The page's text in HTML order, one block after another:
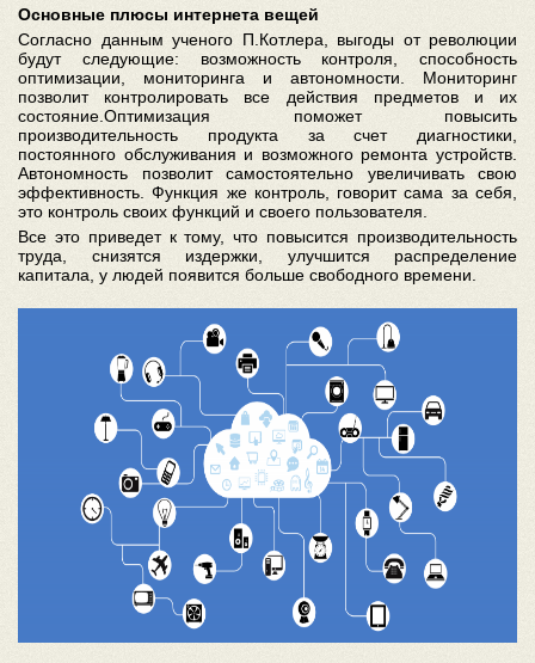
Основные плюсы интернета вещей
Согласно данным ученого П.Котлера, выгоды от революции
будут следующие: возможность контроля, способность
оптимизации, мониторинга и автономности. Мониторинг
позволит контролировать все действия предметов и их
состояние.Оптимизация поможет повысить
производительность продукта за счет диагностики,
постоянного обслуживания и возможного ремонта устройств.
Автономность позволит самостоятельно увеличивать свою
эффективность. Функция же контроль, говорит сама за себя,
это контроль своих функций и своего пользователя.
Все это приведет к тому, что повысится производительность
труда, снизятся издержки, улучшится распределение
капитала, у людей появится больше свободного времени.